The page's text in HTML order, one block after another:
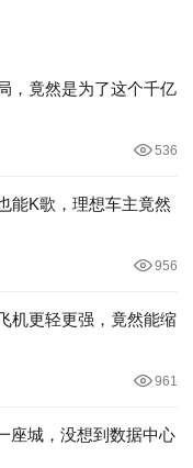
，竟然是为了这个千亿
536
能K歌，理想车主竟然
956
机更轻更强，竟然能缩
961
座城，没想到数据中心